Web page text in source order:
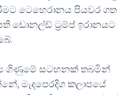
ටෙහෙරානය පියවර ගත
ඩොනල්ඩ් ට්‍රම්ප් ඉරානයට
ගිණුමේ සටහනක් තබමින්
මැදපෙරදිග කලාපයේ